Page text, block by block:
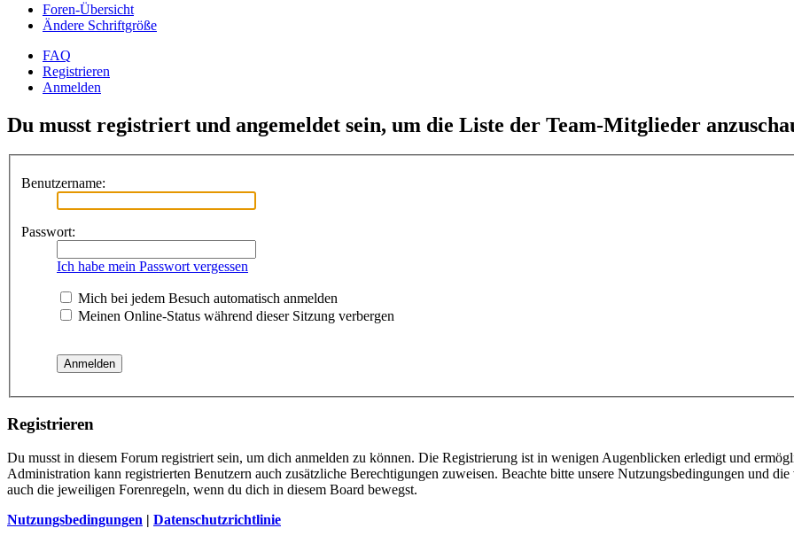
Foren-Übersicht
Ändere Schriftgröße
FAQ
Registrieren
Anmelden
Du musst registriert und angemeldet sein, um die Liste der Team-Mitglieder
Benutzername:
Passwort:
Ich habe mein Passwort vergessen
Mich bei jedem Besuch automatisch anmelden
Meinen Online-Status während dieser Sitzung verbergen
Registrieren
Du musst in diesem Forum registriert sein, um dich anmelden zu können. Die Registrierung ist in wenigen Augenblicken erledigt und
Administration kann registrierten Benutzern auch zusätzliche Berechtigungen zuweisen. Beachte bitte unsere Nutzungsbedingungen und
auch die jeweiligen Forenregeln, wenn du dich in diesem Board bewegst.
Nutzungsbedingungen | Datenschutzrichtlinie